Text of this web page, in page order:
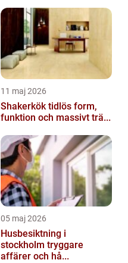
11 maj 2026
Shakerkök tidlös form,
funktion och massivt trä...
05 maj 2026
Husbesiktning i
stockholm tryggare
affärer och hå...